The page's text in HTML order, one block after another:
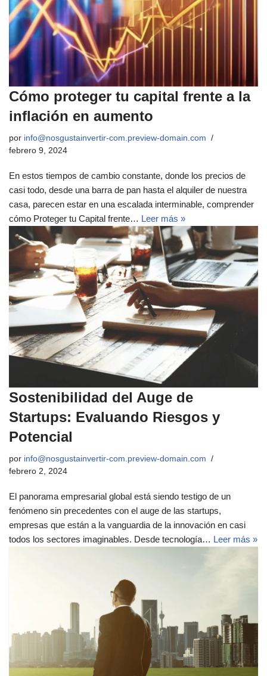
Cómo proteger tu capital frente a la
inflación en aumento
por info@nosgustainvertir-com.preview-domain.com
febrero 9, 2024
En estos tiempos de cambio constante, donde los precios de
casi todo, desde una barra de pan hasta el alquiler de nuestra
casa, parecen estar en una escalada interminable, comprender
cómo Proteger tu Capital frente… Leer más »
Sostenibilidad del Auge de
Startups: Evaluando Riesgos y
Potencial
por info@nosgustainvertir-com.preview-domain.com
febrero 2, 2024
El panorama empresarial global está siendo testigo de un
fenómeno sin precedentes con el auge de las startups,
empresas que están a la vanguardia de la innovación en casi
todos los sectores imaginables. Desde tecnología… Leer más »